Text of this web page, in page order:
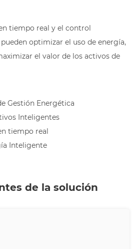
tiempo real y el control
optimizar el uso de energía,
el valor de los activos de
Gestión Energética
Inteligentes
tiempo real
Inteligente
de la solución